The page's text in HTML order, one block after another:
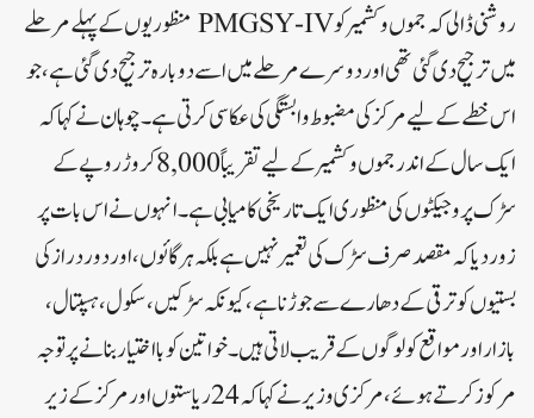
روشنی ڈالی کہ جموں و کشمیر کو PMGSY-IV منظوریوں کے پہلے مرحلے
میں ترجیح دی گئی تھی اور دوسرے مرحلے میں اسے دوبارہ ترجیح دی گئی ہے، جو
اس خطے کے لیے مرکز کی مضبوط وابستگی کی عکاسی کرتی ہے۔ چوہان نے کہا کہ
ایک سال کے اندر جموں و کشمیر کے لیے تقریباً 8,000 کروڑ روپے کے
سڑک پروجیکٹوں کی منظوری ایک تاریخی کامیابی ہے۔ انہوں نے اس بات پر
زور دیا کہ مقصد صرف سڑک کی تعمیر نہیں ہے بلکہ ہر گائوں، اور دور دراز کی
بستیوں کو ترقی کے دھارے سے جوڑنا ہے، کیونکہ سڑکیں ،سکول، ہسپتال،
بازار اور مواقع کو لوگوں کے قریب لاتی ہیں۔خواتین کو بااختیار بنانے پر توجہ
مرکوز کرتے ہوئے، مرکزی وزیر نے کہا کہ 24 ریاستوں اور مرکز کے زیر